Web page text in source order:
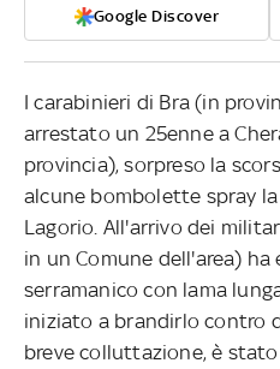
Google Discover
I carabinieri di Bra (in
arrestato un 25enne a
provincia), sorpreso la
alcune bombolette spray
Lagorio. All'arrivo dei
in un Comune dell'area)
serramanico con lama
iniziato a brandirlo contro
breve colluttazione, è